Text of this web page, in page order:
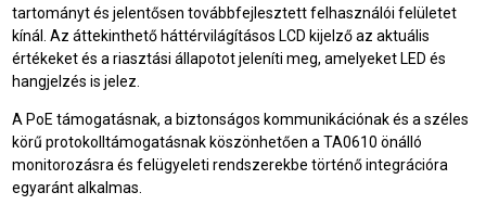
tartományt és jelentősen továbbfejlesztett felhasználói felületet
kínál. Az áttekinthető háttérvilágításos LCD kijelző az aktuális
értékeket és a riasztási állapotot jeleníti meg, amelyeket LED és
hangjelzés is jelez.
A PoE támogatásnak, a biztonságos kommunikációnak és a széles
körű protokolltámogatásnak köszönhetően a TA0610 önálló
monitorozásra és felügyeleti rendszerekbe történő integrációra
egyaránt alkalmas.